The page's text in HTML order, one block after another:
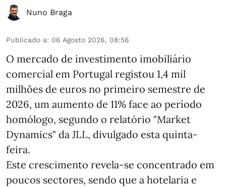
Nuno Braga
Publicado a: 06 Agosto 2026, 08:56
O mercado de investimento imobiliário
comercial em Portugal registou 1,4 mil
milhões de euros no primeiro semestre de
2026, um aumento de 11% face ao período
homólogo, segundo o relatório "Market
Dynamics" da JLL, divulgado esta quinta-
feira.
Este crescimento revela-se concentrado em
poucos sectores, sendo que a hotelaria e